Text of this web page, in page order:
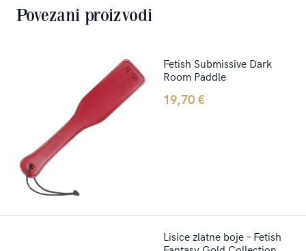
Povezani proizvodi
Fetish Submissive Dark
Room Paddle
19,70€
Lisice zlatne boje – Fetish